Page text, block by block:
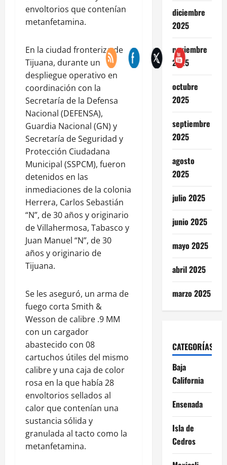
envoltorios que contenían
metanfetamina.
En la ciudad fronteriza de
Tijuana, durante un
despliegue operativo en
coordinación con la
Secretaría de la Defensa
Nacional (DEFENSA),
Guardia Nacional (GN) y
Secretaría de Seguridad y
Protección Ciudadana
Municipal (SSPCM), fueron
detenidos en las
inmediaciones de la colonia
Herrera, Carlos Sebastián
“N”, de 30 años y originario
de Villahermosa, Tabasco y
Juan Manuel “N”, de 30
años y originario de
Tijuana.
Se les aseguró, un arma de
fuego corta Smith &
Wesson de calibre .9 MM
con un cargador
abastecido con 08
cartuchos útiles del mismo
calibre y una caja de color
rosa en la que había 28
envoltorios sellados al
calor que contenían una
sustancia sólida y
granulada al tacto como la
metanfetamina.
diciembre
2025
noviembre
2025
octubre
2025
septiembre
2025
agosto
2025
julio 2025
junio 2025
mayo 2025
abril 2025
marzo 2025
CATEGORÍAS
Baja
California
Ensenada
Isla de
Cedros